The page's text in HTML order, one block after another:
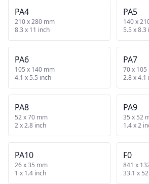
PA4
210 x 280 mm
8.3 x 11 inch
PA5
140 x
5.5 x 8.3
PA6
105 x 140 mm
4.1 x 5.5 inch
PA7
70 x 105
2.8 x 4.1
PA8
52 x 70 mm
2 x 2.8 inch
PA9
35 x 52
1.4 x 2
PA10
26 x 35 mm
1 x 1.4 inch
F0
841 x
33.1 x